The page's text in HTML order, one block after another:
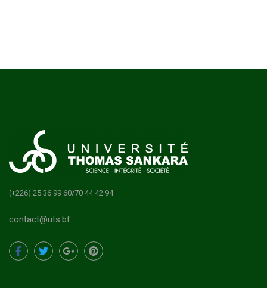
(+226) 25 36 99 60/70 44 42 94
contact@uts.bf